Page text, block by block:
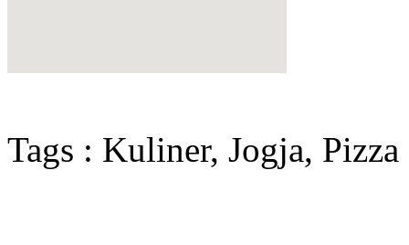
Tags : Kuliner, Jogja, Pizza